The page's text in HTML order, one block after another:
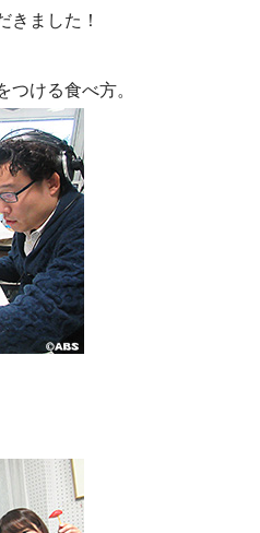
きました！
ける食べ方。